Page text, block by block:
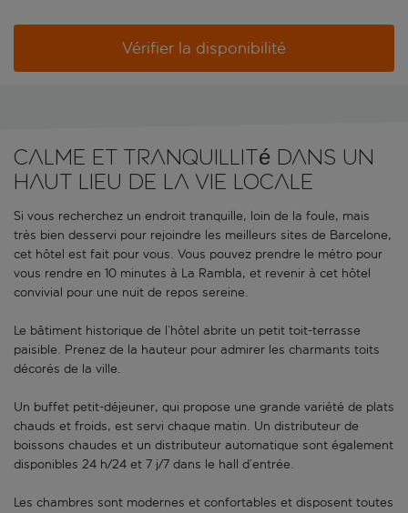
Vérifier la disponibilité
Calme et tranquillité dans un
haut lieu de la vie locale
Si vous recherchez un endroit tranquille, loin de la foule, mais
très bien desservi pour rejoindre les meilleurs sites de Barcelone,
cet hôtel est fait pour vous. Vous pouvez prendre le métro pour
vous rendre en 10 minutes à La Rambla, et revenir à cet hôtel
convivial pour une nuit de repos sereine.
Le bâtiment historique de l’hôtel abrite un petit toit-terrasse
paisible. Prenez de la hauteur pour admirer les charmants toits
décorés de la ville.
Un buffet petit-déjeuner, qui propose une grande variété de plats
chauds et froids, est servi chaque matin. Un distributeur de
boissons chaudes et un distributeur automatique sont également
disponibles 24 h/24 et 7 j/7 dans le hall d’entrée.
Les chambres sont modernes et confortables et disposent toutes